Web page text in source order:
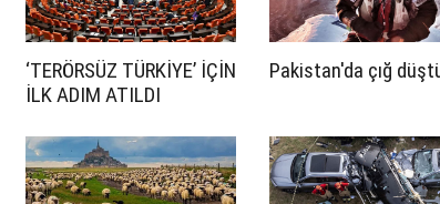
‘TERÖRSÜZ TÜRKİYE’ İÇİN
İLK ADIM ATILDI
Pakistan'da çığ